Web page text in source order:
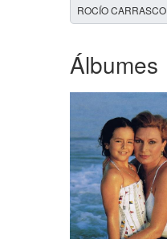
ROCÍO CARRASCO
Álbumes